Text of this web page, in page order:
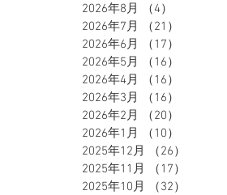
2026年8月 （4）
2026年7月
（21）
2026年6月
（17）
2026年5月
（16）
2026年4月
（16）
2026年3月
（16）
2026年2月
（20）
2026年1月
（10）
2025年12月
（26）
2025年11月
（17）
2025年10月
（32）